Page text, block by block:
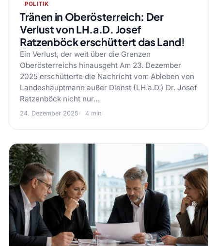
POLITIK
Tränen in Oberösterreich: Der
Verlust von LH.a.D. Josef
Ratzenböck erschüttert das Land!
Ein Verlust, der weit über die Grenzen
Oberösterreichs hinausgeht Am 23. Dezember
2025 erschütterte die Nachricht vom Ableben von
Landeshauptmann außer Dienst (LH.a.D.) Dr. Josef
Ratzenböck nicht nur…
24. Dezember 2025 4 min